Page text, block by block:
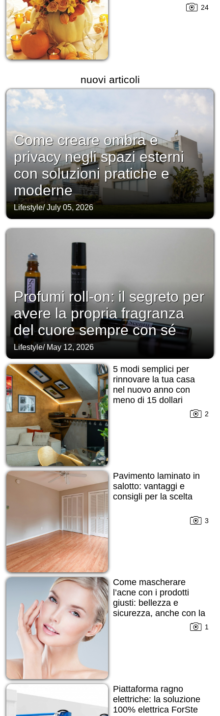
24
nuovi articoli
Come creare ombra e
privacy negli spazi esterni
con soluzioni pratiche e
moderne
Lifestyle/July 05, 2026
Profumi roll-on: il segreto per
avere la propria fragranza
del cuore sempre con sé
Lifestyle/ May 12, 2026
5 modi semplici per
rinnovare la tua casa
nel nuovo anno con
meno di 15 dollari
2
Pavimento laminato in
salotto: vantaggi e
consigli per la scelta
3
Come mascherare
l’acne con i prodotti
giusti: bellezza e
sicurezza, anche con la
1
Piattaforma ragno
elettriche: la soluzione
100% elettrica ForSte